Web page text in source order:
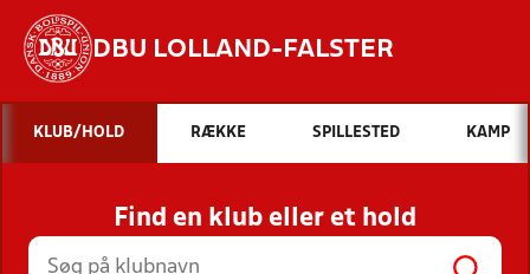
DBU LOLLAND-FALSTER
Hvad vil du søge efter?
INDHOLD OG NYHEDER
STILLINGER, RESULTATER, KLUBBER OG
HOLD
KLUB/HOLD RÆKKE SPILLESTED KAMP
Find en klub eller et hold